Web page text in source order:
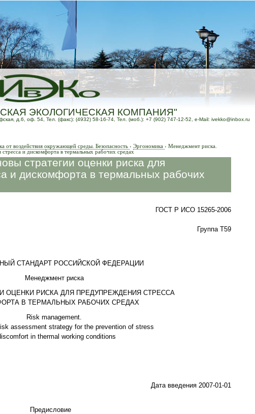
ЭКОЛОГИЧЕСКАЯ КОМПАНИЯ"
д.6, оф. 54, Тел. (факс): (4932) 58-16-74, Тел. (моб.): +7 (902) 747-12-52, e-Mail: ivekko@inbox.ru
от воздействия окружающей среды. Безопасность › Эргономика › Менеджмент риска.
и дискомфорта в термальных рабочих средах
стратегии оценки риска для
и дискомфорта в термальных рабочих
ГОСТ Р ИСО 15265-2006
Группа Т59
СТАНДАРТ РОССИЙСКОЙ ФЕДЕРАЦИИ
Менеджмент риска
ОЦЕНКИ РИСКА ДЛЯ ПРЕДУПРЕЖДЕНИЯ СТРЕССА
В ТЕРМАЛЬНЫХ РАБОЧИХ СРЕДАХ
Risk management.
assessment strategy for the prevention of stress
in thermal working conditions
Дата введения 2007-01-01
Предисловие